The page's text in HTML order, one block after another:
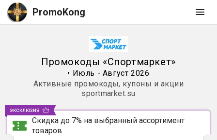
PromoKong
Промокоды «Спортмаркет»
• Июль - Август 2026
Активные промокоды, купоны и акции
sportmarket.su
Скидка до 7% на выбранный ассортимент
товаров
эксклюзив